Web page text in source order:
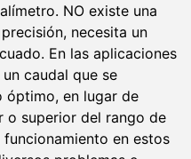
NO existe una
necesita un
En las aplicaciones
caudal que se
óptimo, en lugar de
o superior del rango de
en estos